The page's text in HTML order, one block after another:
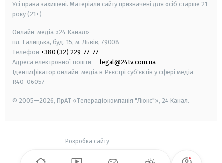
Усі права захищені. Матеріали сайту призначені для осіб старше 21
року (21+)
Онлайн-медіа «24 Канал»
пл. Галицька, буд. 15, м. Львів, 79008
Телефон +380 (32) 229-77-77
Адреса електронної пошти — legal@24tv.com.ua
Ідентифікатор онлайн-медіа в Реєстрі суб'єктів у сфері медіа —
R40-06057
© 2005—2026, ПрАТ «Телерадіокомпанія "Люкс"», 24 Канал.
Розробка сайту-